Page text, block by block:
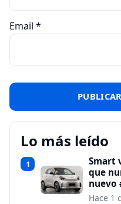
Email *
Lo más leído
1
Smart
que
nuevo
Hace 1